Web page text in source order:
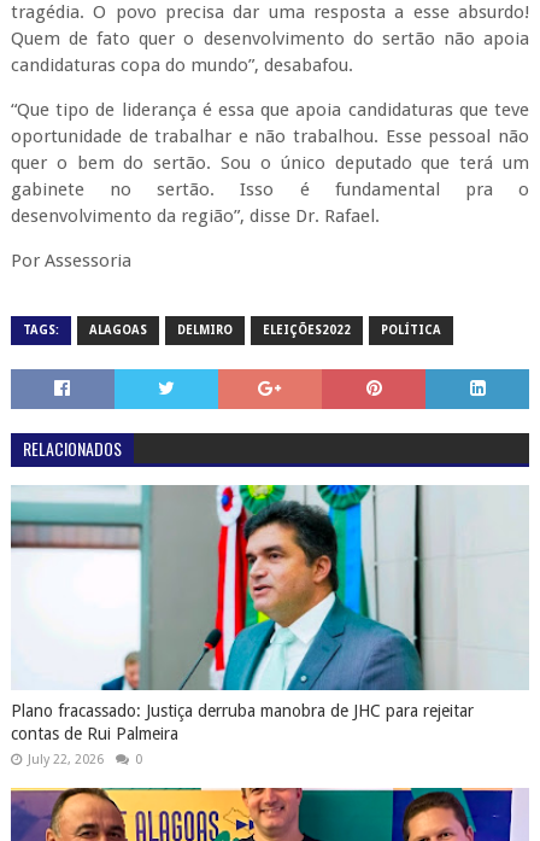
tragédia. O povo precisa dar uma resposta a esse absurdo!
Quem de fato quer o desenvolvimento do sertão não apoia
candidaturas copa do mundo”, desabafou.
“Que tipo de liderança é essa que apoia candidaturas que teve
oportunidade de trabalhar e não trabalhou. Esse pessoal não
quer o bem do sertão. Sou o único deputado que terá um
gabinete no sertão. Isso é fundamental pra o
desenvolvimento da região”, disse Dr. Rafael.
Por Assessoria
TAGS: ALAGOAS DELMIRO ELEIÇÕES2022 POLÍTICA
RELACIONADOS
Plano fracassado: Justiça derruba manobra de JHC para rejeitar
contas de Rui Palmeira
July 22, 2026 0